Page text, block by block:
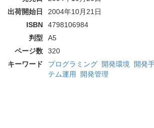
出荷開始日
2004年10月21日
ISBN
4798106984
判型
A5
ページ数
320
キーワード
プログラミング 開発環境 開発
テム運用
開発管理